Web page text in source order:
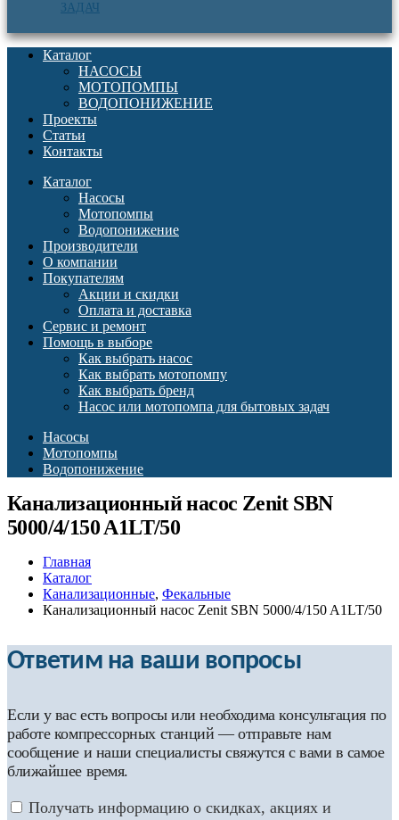
ЗАДАЧ
Каталог
НАСОСЫ
МОТОПОМПЫ
ВОДОПОНИЖЕНИЕ
Проекты
Статьи
Контакты
Каталог
Насосы
Мотопомпы
Водопонижение
Производители
О компании
Покупателям
Акции и скидки
Оплата и доставка
Сервис и ремонт
Помощь в выборе
Как выбрать насос
Как выбрать мотопомпу
Как выбрать бренд
Насос или мотопомпа для бытовых задач
Насосы
Мотопомпы
Водопонижение
Канализационный насос Zenit SBN
5000/4/150 A1LT/50
Главная
Каталог
Канализационные, Фекальные
Канализационный насос Zenit SBN 5000/4/150 A1LT/50
Ответим на ваши вопросы
Если у вас есть вопросы или необходима консультация по
работе компрессорных станций — отправьте нам
сообщение и наши специалисты свяжутся с вами в самое
ближайшее время.
Получать информацию о скидках, акциях и